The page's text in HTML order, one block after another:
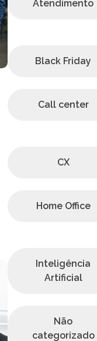
Atendimento
Black Friday
Call center
CX
Home Office
Inteligência
Artificial
Não
categorizado